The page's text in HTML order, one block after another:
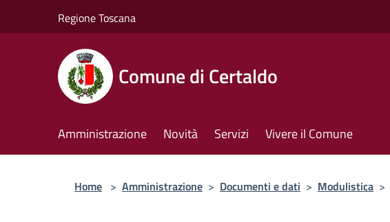
Regione Toscana
Comune di Certaldo
Amministrazione Novità Servizi Vivere il Comune
Home > Amministrazione > Documenti e dati > Modulistica >